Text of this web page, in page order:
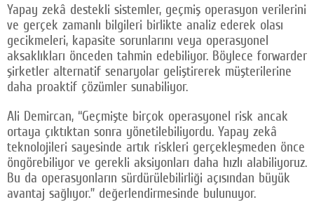
Yapay zekâ destekli sistemler, geçmiş operasyon verilerini
ve gerçek zamanlı bilgileri birlikte analiz ederek olası
gecikmeleri, kapasite sorunlarını veya operasyonel
aksaklıkları önceden tahmin edebiliyor. Böylece forwarder
şirketler alternatif senaryolar geliştirerek müşterilerine
daha proaktif çözümler sunabiliyor.
Ali Demircan, “Geçmişte birçok operasyonel risk ancak
ortaya çıktıktan sonra yönetilebiliyordu. Yapay zekâ
teknolojileri sayesinde artık riskleri gerçekleşmeden önce
öngörebiliyor ve gerekli aksiyonları daha hızlı alabiliyoruz.
Bu da operasyonların sürdürülebilirliği açısından büyük
avantaj sağlıyor.” değerlendirmesinde bulunuyor.